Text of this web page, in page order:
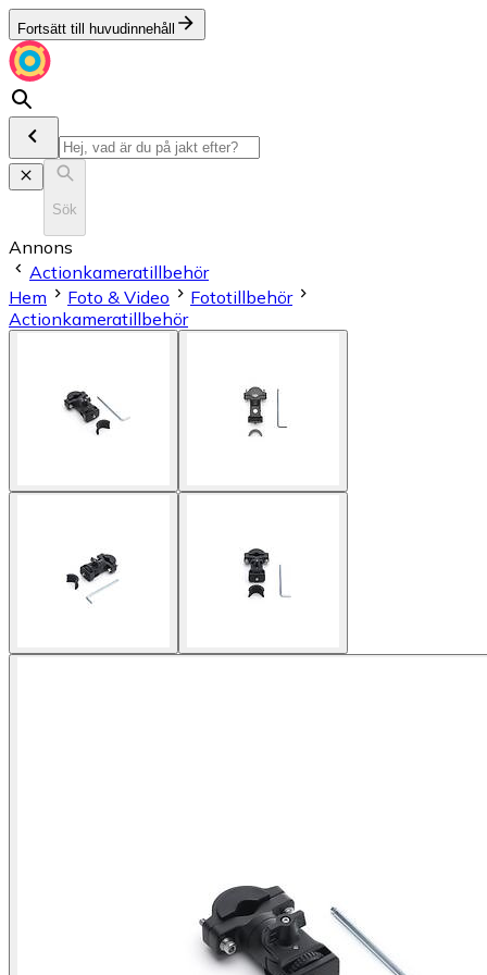
Fortsätt till huvudinnehåll
Sök
Annons
Actionkameratillbehör
Hem
Foto & Video
Fototillbehör
Actionkameratillbehör